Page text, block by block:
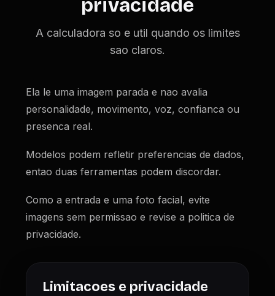
privacidade
A calculadora so e util quando os limites
sao claros.
Ela le uma imagem parada e nao avalia
personalidade, movimento, voz, confianca ou
presenca real.
Modelos podem refletir preferencias de dados,
entao duas ferramentas podem discordar.
Como a entrada e uma foto facial, evite
imagens sem permissao e revise a politica de
privacidade.
Limitacoes e privacidade